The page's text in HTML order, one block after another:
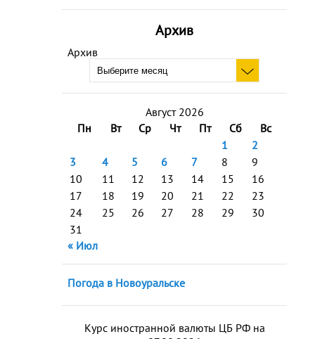
Архив
Архив
Август 2026
Пн
Вт Ср Чт Пт Сб
Вс
1
2
3
4 5 6 7 8
9
10
11 12 13 14 15
16
17
18 19 20 21 22
23
24
25 26 27 28 29
30
31
« Июл
Погода в Новоуральске
Курс иностранной валюты ЦБ РФ на